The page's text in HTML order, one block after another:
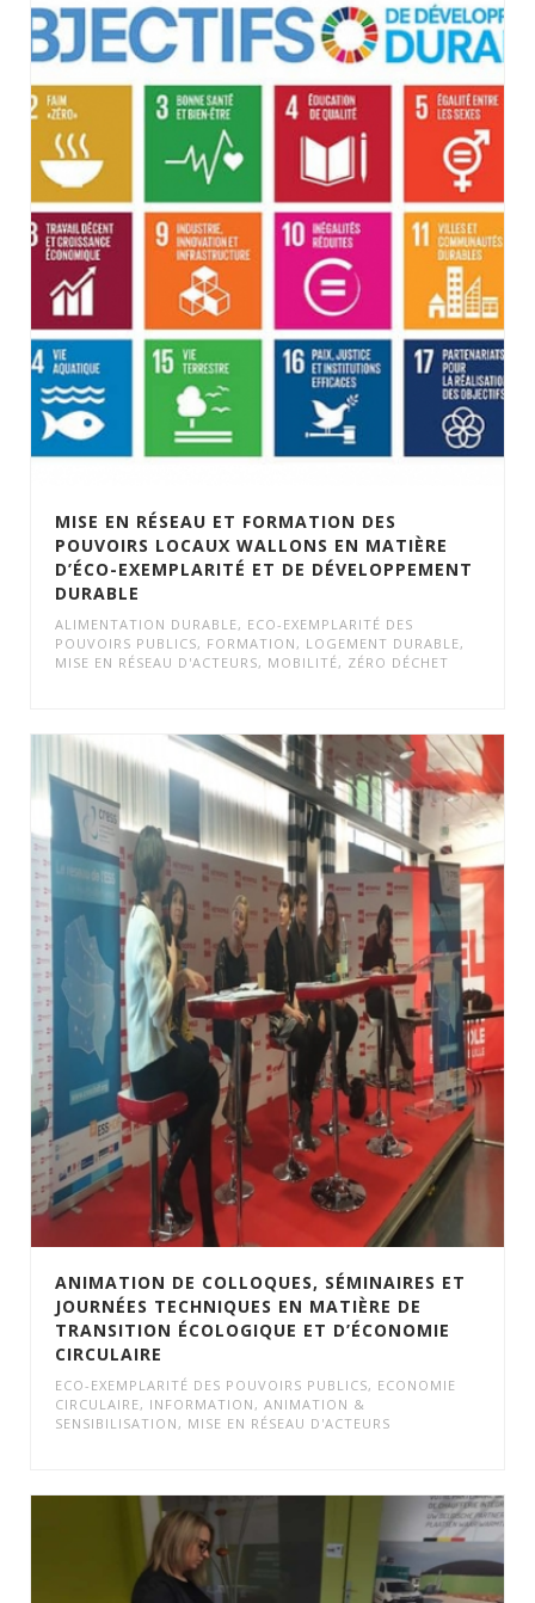
MISE EN RÉSEAU ET FORMATION DES
POUVOIRS LOCAUX WALLONS EN MATIÈRE
D’ÉCO-EXEMPLARITÉ ET DE DÉVELOPPEMENT
DURABLE
ALIMENTATION DURABLE, ECO-EXEMPLARITÉ DES
POUVOIRS PUBLICS, FORMATION , LOGEMENT DURABLE,
MISE EN RÉSEAU D'ACTEURS, MOBILITÉ, ZÉRO DÉCHET
ANIMATION DE COLLOQUES, SÉMINAIRES ET
JOURNÉES TECHNIQUES EN MATIÈRE DE
TRANSITION ÉCOLOGIQUE ET D’ÉCONOMIE
CIRCULAIRE
ECO-EXEMPLARITÉ DES POUVOIRS PUBLICS, ECONOMIE
CIRCULAIRE, INFORMATION, ANIMATION &
SENSIBILISATION , MISE EN RÉSEAU D'ACTEURS